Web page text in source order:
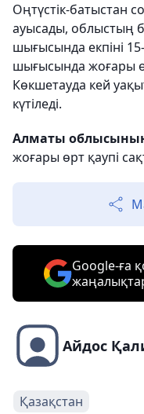
Оңтүстік-батыстан
ауысады, облыстың
шығысында екпіні
шығысында жоғары
Көкшетауда кей
күтіледі.
Алматы
жоғары өрт қаупі
Google-ға
Айдос
Қазақстан